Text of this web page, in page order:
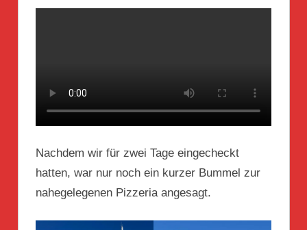
Nachdem wir für zwei Tage eingecheckt
hatten, war nur noch ein kurzer Bummel zur
nahegelegenen Pizzeria angesagt.